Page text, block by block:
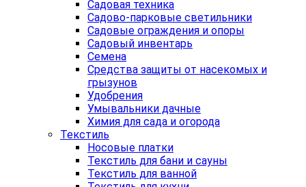
Садовая техника
Садово-парковые светильники
Садовые ограждения и опоры
Садовый инвентарь
Семена
Средства защиты от насекомых и
грызунов
Удобрения
Умывальники дачные
Химия для сада и огорода
Текстиль
Носовые платки
Текстиль для бани и сауны
Текстиль для ванной